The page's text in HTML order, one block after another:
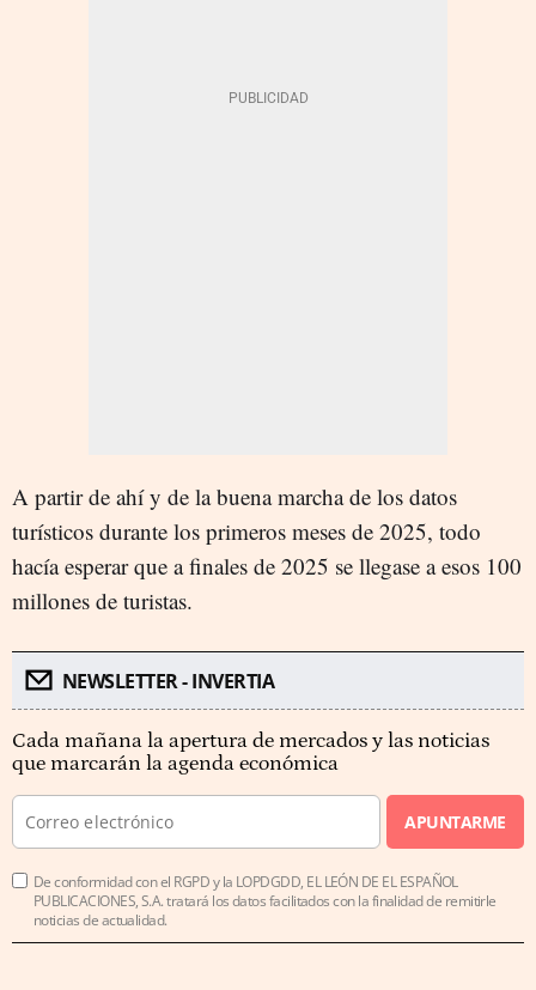
A partir de ahí y de la buena marcha de los datos
turísticos durante los primeros meses de 2025, todo
hacía esperar que a finales de 2025 se llegase a esos 100
millones de turistas.
NEWSLETTER - INVERTIA
Cada mañana la apertura de mercados y las noticias
que marcarán la agenda económica
APUNTARME
De conformidad con el RGPD y la LOPDGDD, EL LEÓN DE EL ESPAÑOL
PUBLICACIONES, S.A. tratará los datos facilitados con la finalidad de remitirle
noticias de actualidad.